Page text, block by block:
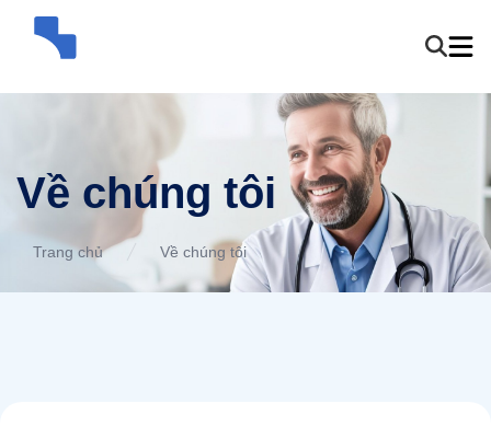
Về chúng tôi
Trang chủ Về chúng tôi